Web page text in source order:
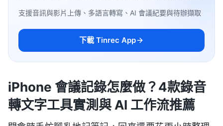
支援音訊與影片上傳、多語言轉寫、AI 會議紀要與待辦擷取
下載 Tinrec App
iPhone 會議記錄怎麼做？4款錄音
轉文字工具實測與 AI 工作流推薦